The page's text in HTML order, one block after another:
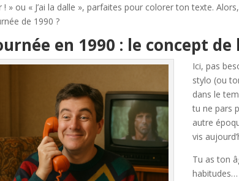
! » ou « J’ai la dalle », parfaites pour colorer ton texte.
de 1990 ?
en 1990 : le concept de
Ici, pas
stylo (ou
dans le
tu ne pars
autre
vis
Tu as ton